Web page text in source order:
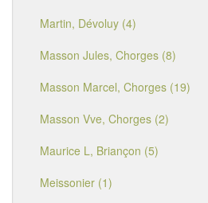
Martin, Dévoluy (4)
Masson Jules, Chorges (8)
Masson Marcel, Chorges (19)
Masson Vve, Chorges (2)
Maurice L, Briançon (5)
Meissonier (1)